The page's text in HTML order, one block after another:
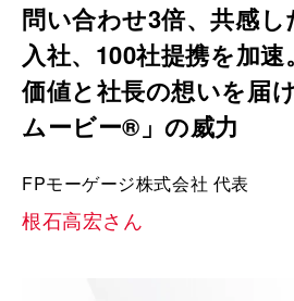
問い合わせ3倍、共感
入社、100社提携を加
価値と社長の想いを届
ムービー®」の威力
FPモーゲージ株式会社 代表
根石高宏さん